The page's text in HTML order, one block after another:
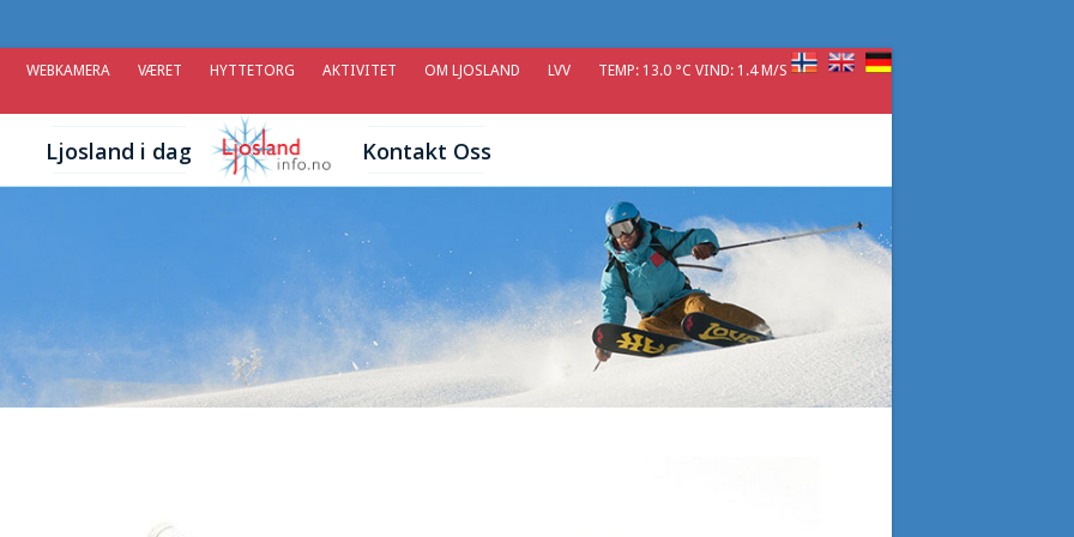
WEBKAMERA VÆRET HYTTETORG AKTIVITET OM LJOSLAND LVV TEMP: 13.0 °C VIND: 1.4 M/S
Ljosland i dag Kontakt Oss